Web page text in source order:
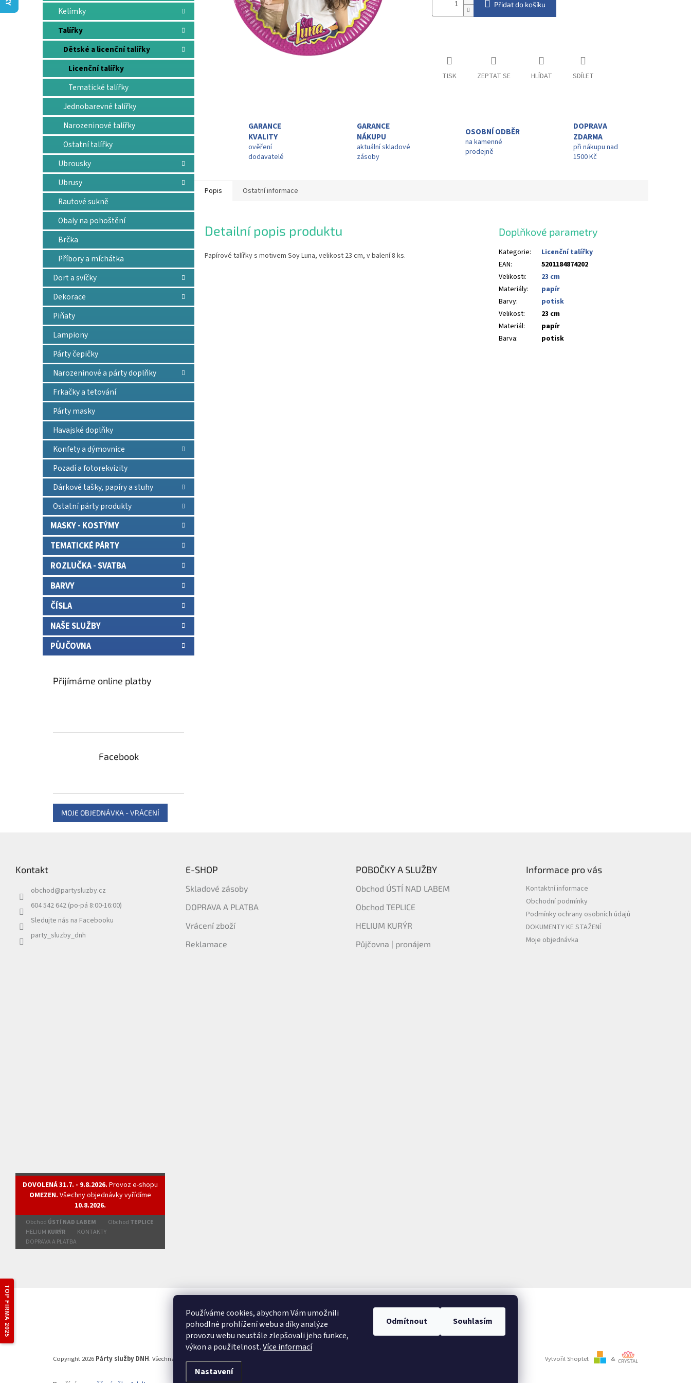
Používáme cookies, abychom Vám umožnili
pohodlné prohlížení webu a díky analýze
provozu webu neustále zlepšovali jeho funkce,
výkon a použitelnost.Více informací
Nastavení
Odmítnout Souhlasím
l
Kelímky
Talířky
Dětské a licenční talířky
Licenční talířky
Tematické talířky
Jednobarevné talířky
Narozeninové talířky
Ostatní talířky
Ubrousky
Ubrusy
Rautové sukně
Obaly na pohoštění
Brčka
Příbory a míchátka
Dort a svíčky
Dekorace
Piňaty
Lampiony
Párty čepičky
Narozeninové a párty doplňky
Frkačky a tetování
Párty masky
Havajské doplňky
Konfety a dýmovnice
Pozadí a fotorekvizity
Dárkové tašky, papíry a stuhy
Ostatní párty produkty
MASKY - KOSTÝMY
TEMATICKÉ PÁRTY
ROZLUČKA - SVATBA
BARVY
ČÍSLA
NAŠE SLUŽBY
PŮJČOVNA
Přijímáme online platby
Facebook
MOJE OBJEDNÁVKA - VRÁCENÍ
Přidat do košíku
TISK ZEPTAT SE HLÍDAT SDÍLET
GARANCE
KVALITY
ověření
dodavatelé
GARANCE
NÁKUPU
aktuální skladové
zásoby
OSOBNÍ ODBĚR
na kamenné
prodejně
DOPRAVA
ZDARMA
při nákupu nad
1500 Kč
Popis Ostatní informace
Detailní popis produktu
Papírové talířky s motivem Soy Luna, velikost 23 cm, v balení 8 ks.
Doplňkové parametry
Kategorie:
Licenční talířky
EAN:
5201184874202
Velikosti:
23 cm
Materiály:
papír
Barvy:
potisk
Velikost:
23 cm
Materiál:
papír
Barva: potisk
Kontakt
obchod@partysluzby.cz
604 542 642 (po-pá 8:00-16:00)
Sledujte nás na Facebooku
party_sluzby_dnh
E-SHOP
Skladové zásoby
DOPRAVA A PLATBA
Vrácení zboží
Reklamace
POBOČKY A SLUŽBY
Obchod ÚSTÍ NAD LABEM
Obchod TEPLICE
HELIUM KURÝR
Půjčovna | pronájem
Informace pro vás
Kontaktní informace
Obchodní podmínky
Podmínky ochrany osobních údajů
DOKUMENTY KE STAŽENÍ
Moje objednávka
DOVOLENÁ 31.7. - 9.8.2026. Provoz e-shopu
OMEZEN. Všechny objednávky vyřídíme
10.8.2026.
Obchod ÚSTÍ NAD LABEM Obchod TEPLICE
HELIUM KURÝR
KONTAKTY
DOPRAVA A PLATBA
Vytvořil Shoptet &
Copyright 2026 Párty služby DNH. Všechna práva vyhrazena.
TOP FIRMA 2025